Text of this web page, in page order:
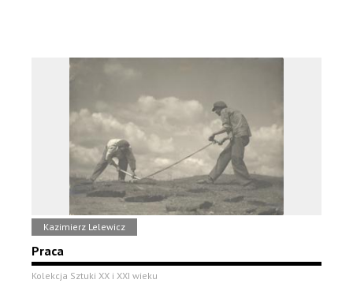
Kazimierz Lelewicz
Praca
Kolekcja Sztuki XX i XXI wieku